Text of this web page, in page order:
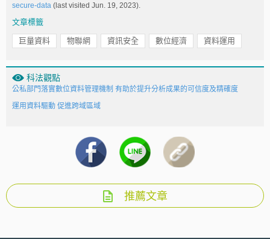
secure-data (last visited Jun. 19, 2023).
文章標籤
巨量資料 物聯網 資訊安全 數位經濟 資料運用
科法觀點
公私部門落實數位資料管理機制 有助於提升分析成果的可信度及精確度
運用資料驅動 促進跨域區域
推薦文章